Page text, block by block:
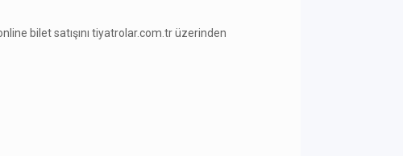
bilet satışını tiyatrolar.com.tr üzerinden